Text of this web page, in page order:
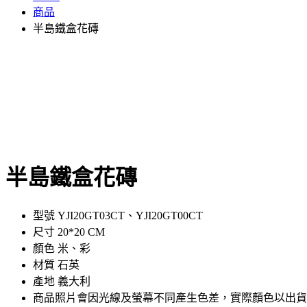
商品
半島鐵盒花磚
半島鐵盒花磚
型號 YJI20GT03CT、YJI20GT00CT
尺寸 20*20 CM
顏色 米、彩
材質 石英
產地 義大利
商品照片會因光線及螢幕不同產生色差，實際顏色以出